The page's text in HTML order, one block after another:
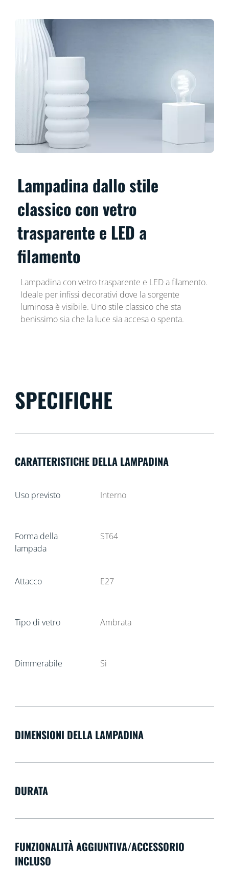
Lampadina dallo stile
classico con vetro
trasparente e LED a
filamento
Lampadina con vetro trasparente e LED a filamento.
Ideale per infissi decorativi dove la sorgente
luminosa è visibile. Uno stile classico che sta
benissimo sia che la luce sia accesa o spenta.
SPECIFICHE
CARATTERISTICHE DELLA LAMPADINA
Uso previsto Interno
Forma della
lampada
ST64
Attacco E27
Tipo di vetro Ambrata
Dimmerabile Sì
DIMENSIONI DELLA LAMPADINA
DURATA
FUNZIONALITÀ AGGIUNTIVA/ACCESSORIO
INCLUSO